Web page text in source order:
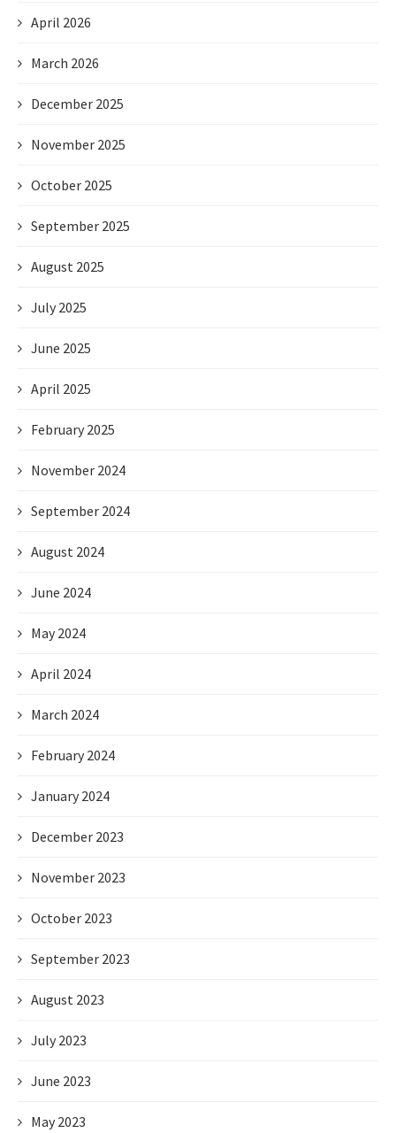
April 2026
March 2026
December 2025
November 2025
October 2025
September 2025
August 2025
July 2025
June 2025
April 2025
February 2025
November 2024
September 2024
August 2024
June 2024
May 2024
April 2024
March 2024
February 2024
January 2024
December 2023
November 2023
October 2023
September 2023
August 2023
July 2023
June 2023
May 2023